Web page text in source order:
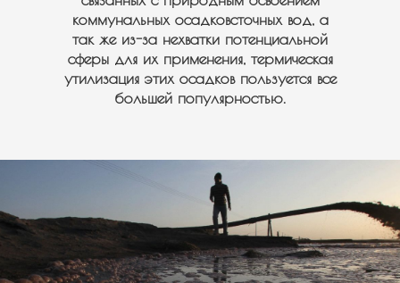
коммунальных осадковсточных вод, а
так же из-за нехватки потенциальной
сферы для их применения, термическая
утилизация этих осадков пользуется все
большей популярностью.